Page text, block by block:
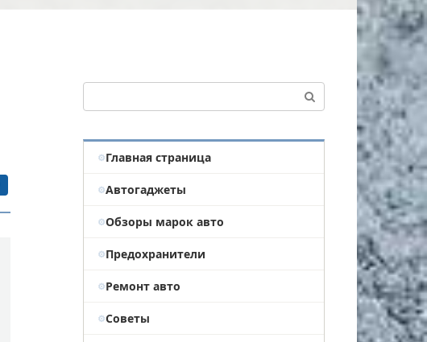
Главная страница
Автогаджеты
Обзоры марок авто
Предохранители
Ремонт авто
Советы